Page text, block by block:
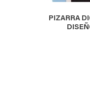
PIZARRA